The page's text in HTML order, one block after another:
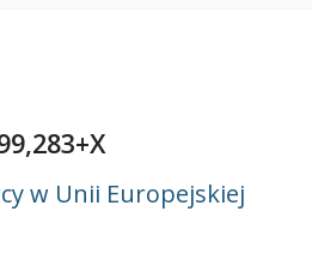
w Unii Europejskiej